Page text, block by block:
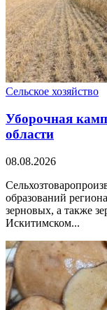
Сельское хозяйство
Уборочная
области
08.08.2026
образований
зерновых, а также
Искитимском...